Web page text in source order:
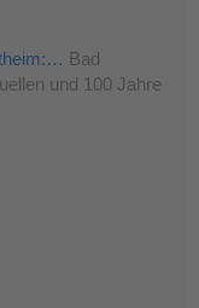
Bad
und 100 Jahre